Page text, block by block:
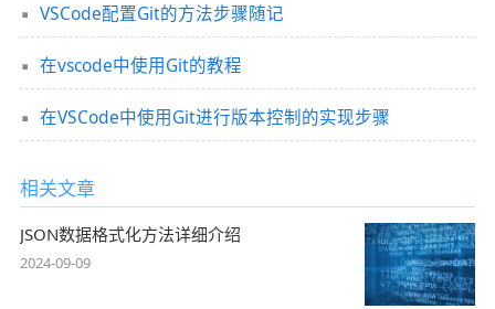
VSCode配置Git的方法步骤随记
在vscode中使用Git的教程
在VSCode中使用Git进行版本控制的实现步骤
相关文章
JSON数据格式化方法详细介绍
2024-09-09